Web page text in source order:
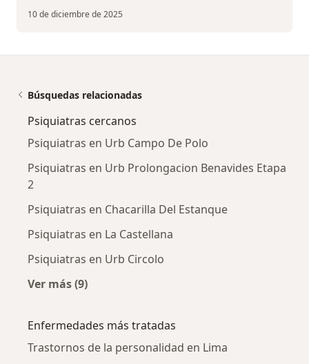
10 de diciembre de 2025
Búsquedas relacionadas
Psiquiatras cercanos
Psiquiatras en Urb Campo De Polo
Psiquiatras en Urb Prolongacion Benavides Etapa
2
Psiquiatras en Chacarilla Del Estanque
Psiquiatras en La Castellana
Psiquiatras en Urb Circolo
Ver más (9)
Enfermedades más tratadas
Trastornos de la personalidad en Lima